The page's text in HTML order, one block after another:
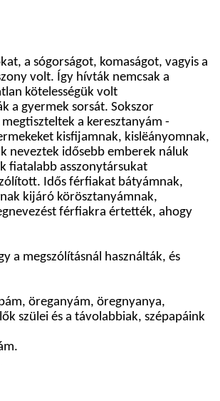
a sógorságot, komaságot, vagyis a
volt. Így hívták nemcsak a
kötelességük volt
a gyermek sorsát. Sokszor
a keresztanyám -
kisfijamnak, kislëányomnak,
neveztek idősebb emberek náluk
fiatalabb asszonytársukat
Idős férfiakat bátyámnak,
kijáró körösztanyámnak,
férfiakra értették, ahogy
a megszólításnál használták, és
öreganyám, öregnyanya,
szülei és a távolabbiak, szépapáink